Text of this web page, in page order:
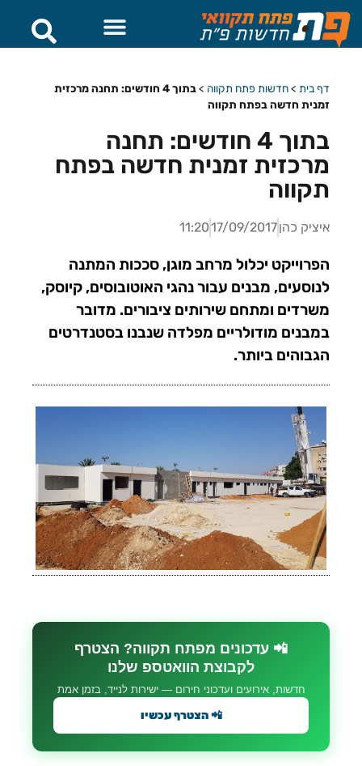
דף בית >חדשות פתח תקווה >
בתוך 4 חודשים: תחנה מרכזית
זמנית חדשה בפתח תקווה
בתוך 4 חודשים: תחנה
מרכזית זמנית חדשה בפתח
תקווה
איציק כהן17/09/2017
11:20
הפרוייקט יכלול מרחב מוגן, סככות המתנה
לנוסעים, מבנים עבור נהגי האוטובוסים, קיוסק,
משרדים ומתחם שירותים ציבורים. מדובר
במבנים מודולריים מפלדה שנבנו בסטנדרטים
הגבוהים ביותר.
📲 עדכונים מפתח תקווה? הצטרף
לקבוצת הוואטספ שלנו
חדשות, אירועים ועדכוני חירום — ישירות לנייד, בזמן אמת
📲 הצטרף עכשיו